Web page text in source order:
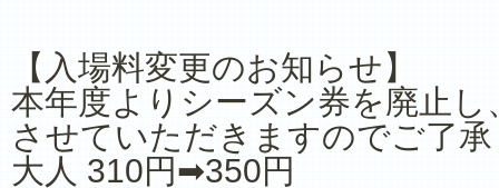
【入場料変更のお知らせ】
本年度よりシーズン券を廃止
させていただきますのでご了
大人 310円➡350円